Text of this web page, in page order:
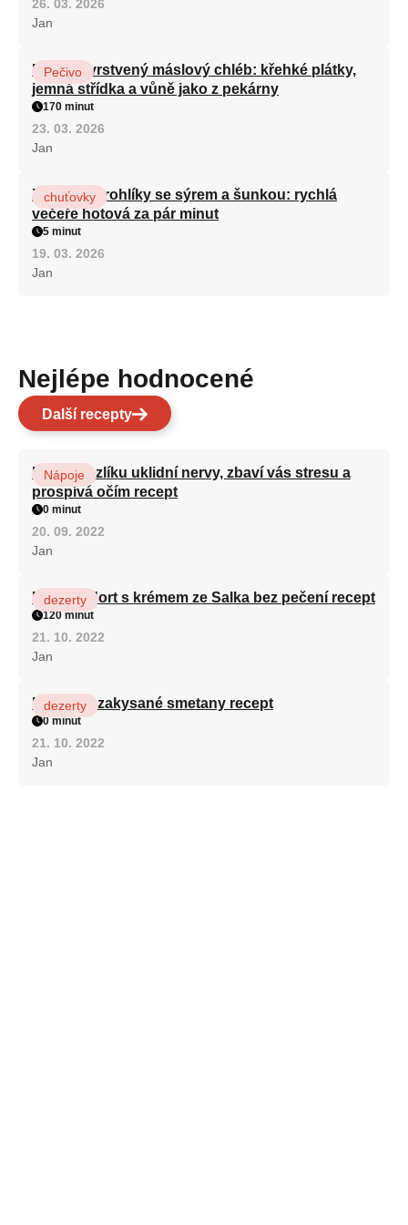
26. 03. 2026
Jan
Domácí vrstvený máslový chléb: křehké plátky,
jemná střídka a vůně jako z pekárny
Pečivo
170 minut
23. 03. 2026
Jan
Zapečené rohlíky se sýrem a šunkou: rychlá
večeře hotová za pár minut
chuťovky
5 minut
19. 03. 2026
Jan
Nejlépe hodnocené
Další recepty
Kořen kozlíku uklidní nervy, zbaví vás stresu a
prospívá očím recept
Nápoje
0 minut
20. 09. 2022
Jan
Patrový dort s krémem ze Salka bez pečení recept
dezerty
120 minut
21. 10. 2022
Jan
Fánky ze zakysané smetany recept
dezerty
0 minut
21. 10. 2022
Jan